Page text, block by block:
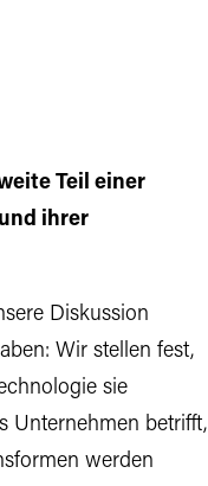
Teil einer
ihrer
Diskussion
Wir stellen fest,
sie
Unternehmen betrifft,
werden